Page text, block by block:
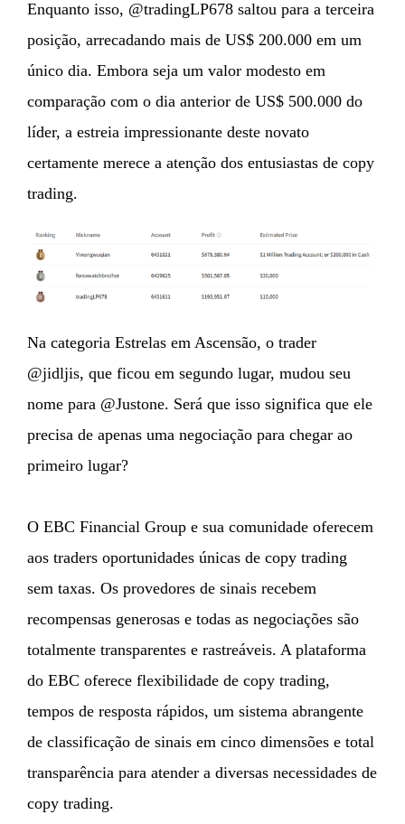
Enquanto isso, @tradingLP678 saltou para a terceira
posição, arrecadando mais de US$ 200.000 em um
único dia. Embora seja um valor modesto em
comparação com o dia anterior de US$ 500.000 do
líder, a estreia impressionante deste novato
certamente merece a atenção dos entusiastas de copy
trading.
Na categoria Estrelas em Ascensão, o trader
@jidljis, que ficou em segundo lugar, mudou seu
nome para @Justone. Será que isso significa que ele
precisa de apenas uma negociação para chegar ao
primeiro lugar?
O EBC Financial Group e sua comunidade oferecem
aos traders oportunidades únicas de copy trading
sem taxas. Os provedores de sinais recebem
recompensas generosas e todas as negociações são
totalmente transparentes e rastreáveis. A plataforma
do EBC oferece flexibilidade de copy trading,
tempos de resposta rápidos, um sistema abrangente
de classificação de sinais em cinco dimensões e total
transparência para atender a diversas necessidades de
copy trading.